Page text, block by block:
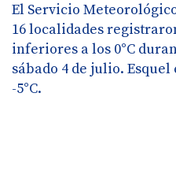
El Servicio
16 localidades
inferiores a los 0°C
sábado 4 de julio.
-5°C.